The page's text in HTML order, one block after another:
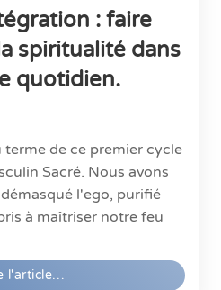
: faire
spiritualité dans
quotidien.
terme de ce premier cycle
Sacré. Nous avons
l'ego, purifié
à maîtriser notre feu
l'article…